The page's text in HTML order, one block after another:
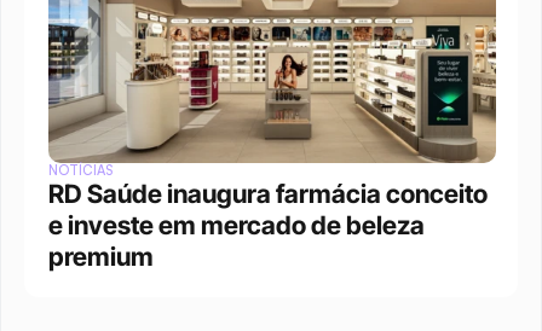
NOTÍCIAS
RD Saúde inaugura farmácia conceito
e investe em mercado de beleza
premium